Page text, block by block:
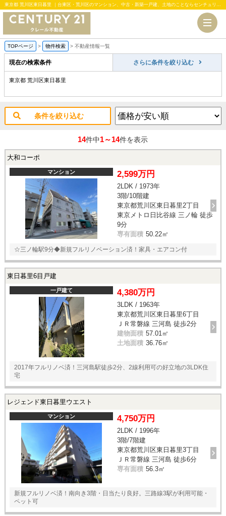
東京都 荒川区東日暮里 ｜台東区・荒川区のマンション、中古・新築一戸建、土地のことならセンチュリー21クレール不動産
TOPページ > 物件検索 > 不動産情報一覧
現在の検索条件 さらに条件を絞り込む
東京都 荒川区東日暮里
条件を絞り込む
14件中1～14件を表示
大和コーポ
マンション 2,599万円
2LDK / 1973年
3階/10階建
東京都荒川区東日暮里2丁目
東京メトロ日比谷線 三ノ輪 徒歩
9分
専有面積 50.22㎡
☆三ノ輪駅9分◆新規フルリノベーション済！家具・エアコン付
東日暮里6目戸建
一戸建て 4,380万円
3LDK / 1963年
東京都荒川区東日暮里6丁目
ＪＲ常磐線 三河島 徒歩2分
建物面積 57.01㎡
土地面積 36.76㎡
2017年フルリノベ済！三河島駅徒歩2分、2線利用可の好立地の3LDK住
宅
レジェンド東日暮里ウエスト
マンション 4,750万円
2LDK / 1996年
3階/7階建
東京都荒川区東日暮里3丁目
ＪＲ常磐線 三河島 徒歩6分
専有面積 56.3㎡
新規フルリノベ済！南向き3階・日当たり良好。三路線3駅が利用可能・
ペット可